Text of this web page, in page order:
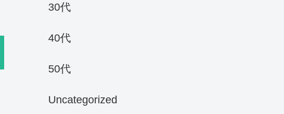
30代
40代
50代
Uncategorized